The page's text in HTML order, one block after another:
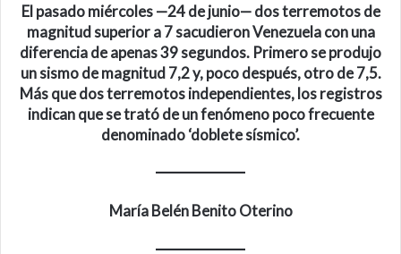
El pasado miércoles —24 de junio— dos terremotos de
magnitud superior a 7 sacudieron Venezuela con una
diferencia de apenas 39 segundos. Primero se produjo
un sismo de magnitud 7,2 y, poco después, otro de 7,5.
Más que dos terremotos independientes, los registros
indican que se trató de un fenómeno poco frecuente
denominado‘doblete sísmico’.
María Belén Benito Oterino